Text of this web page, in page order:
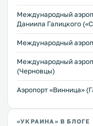
Междунарoдный
Даниила Галицкого
Междунарoдный
Международный
(Черновцы)
Аэропорт «Винница»
«УКРАИНА» В БЛОГЕ